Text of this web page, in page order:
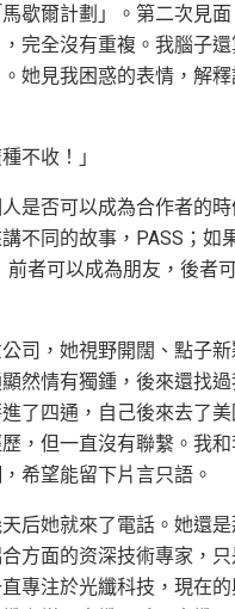
歇爾計劃」。第二次見
完全沒有重複。我腦子
她見我困惑的表情，解
不收！」
是否可以成為合作者的
不同的故事，PASS；如
前者可以成為朋友，後者
司，她視野開闊、點子
然情有獨鍾，後來還找過
了四通，自己後來去了
，但一直沒有聯繫。我
希望能留下片言只語。
后她就來了電話。她還
方面的资深技術專家，
專注於光纖科技，現在